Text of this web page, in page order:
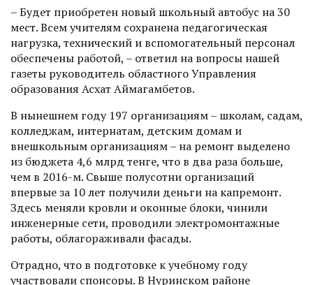
– Будет приобретен новый школьный автобус на 30
мест. Всем учителям сохранена педагогическая
нагрузка, технический и вспомогательный персонал
обеспечены работой, – ответил на вопросы нашей
газеты руководитель областного Управления
образования Асхат Аймагамбетов.
В нынешнем году 197 организациям – школам, садам,
колледжам, интернатам, детским домам и
внешкольным организациям – на ремонт выделено
из бюджета 4,6 млрд тенге, что в два раза больше,
чем в 2016-м. Свыше полусотни организаций
впервые за 10 лет получили деньги на капремонт.
Здесь меняли кровли и оконные блоки, чинили
инженерные сети, проводили электромонтажные
работы, облагораживали фасады.
Отрадно, что в подготовке к учебному году
участвовали спонсоры. В Нуринском районе